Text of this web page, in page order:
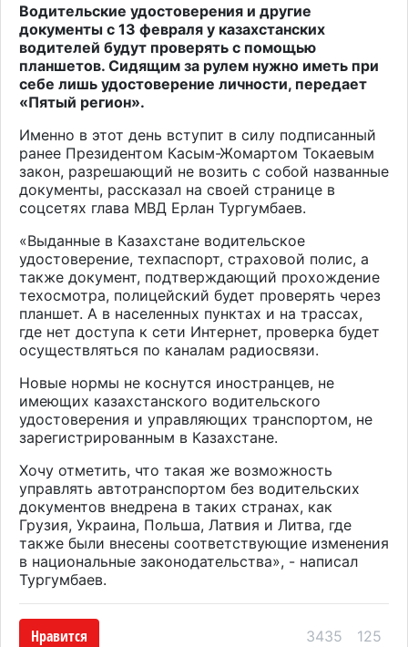
Водительские удостоверения и другие
документы с 13 февраля у казахстанских
водителей будут проверять с помощью
планшетов. Сидящим за рулем нужно иметь при
себе лишь удостоверение личности, передает
«Пятый регион».
Именно в этот день вступит в силу подписанный
ранее Президентом Касым-Жомартом Токаевым
закон, разрешающий не возить с собой названные
документы, рассказал на своей странице в
соцсетях глава МВД Ерлан Тургумбаев.
«Выданные в Казахстане водительское
удостоверение, техпаспорт, страховой полис, а
также документ, подтверждающий прохождение
техосмотра, полицейский будет проверять через
планшет. А в населенных пунктах и на трассах,
где нет доступа к сети Интернет, проверка будет
осуществляться по каналам радиосвязи.
Новые нормы не коснутся иностранцев, не
имеющих казахстанского водительского
удостоверения и управляющих транспортом, не
зарегистрированным в Казахстане.
Хочу отметить, что такая же возможность
управлять автотранспортом без водительских
документов внедрена в таких странах, как
Грузия, Украина, Польша, Латвия и Литва, где
также были внесены соответствующие изменения
в национальные законодательства», - написал
Тургумбаев.
Нравится 3435 125